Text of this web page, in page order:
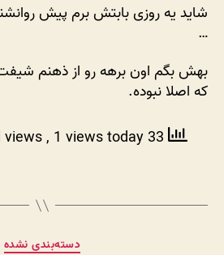
شاید یه روزی بابتش برم پیش
…
بهش بگم اون برهه رو از ذهنم
که اصلا نبوده.
, 1 views today
دسته‌ها
دسته‌بندی نشده